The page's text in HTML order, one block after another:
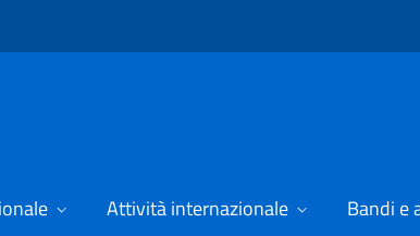
Attività internazionale Bandi e